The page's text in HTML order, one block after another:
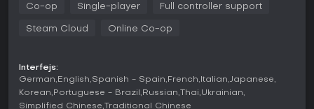
materiałów, takich jak rudy i klejnoty, by tworzyć kilofy, łopaty
automatyczne maszyny do wytapiania i przechowywania.
ekosystemami i fabułą związaną z pradawnymi
cywilizacjami oraz Cavelings, podziemną frakcją
mieszkańców.
Co-op Single-player Full controller support
Steam Cloud Online Co-op
Interfejs:
German English Spanish - Spain French Italian Japanese
Korean Portuguese - Brazil Russian Thai Ukrainian
Simplified Chinese
Traditional Chinese